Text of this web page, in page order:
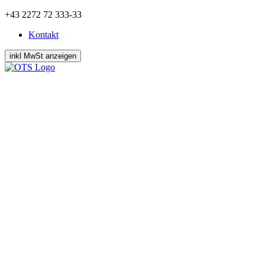
Zum
springen
+43 2272 72 333-33
Kontakt